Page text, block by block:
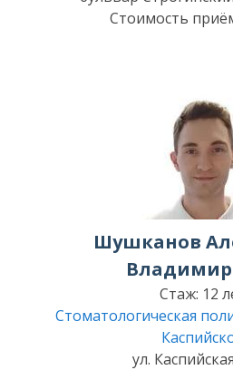
Стоимость
Шушканов
Стаж: 12
Стоматологическая
ул.